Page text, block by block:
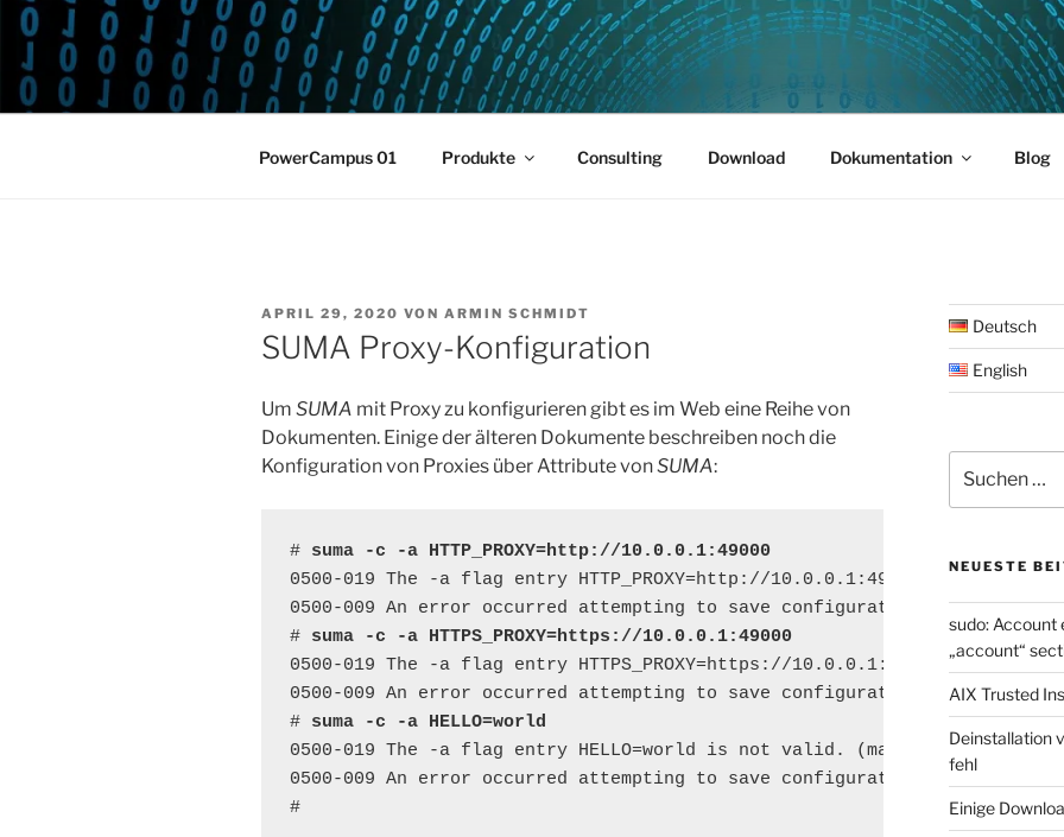
Zum
Inhalt
springen
POWERCAMPUS 01
Home of the LPAR-Tool
PowerCampus 01 Produkte Consulting Download Dokumentation Blog
VERÖFFENTLICHT
AM
APRIL 29, 2020 VON ARMIN SCHMIDT
SUMA Proxy-Konfiguration
Um SUMA mit Proxy zu konfigurieren gibt es im Web eine Reihe von
Dokumenten. Einige der älteren Dokumente beschreiben noch die
Konfiguration von Proxies über Attribute vonSUMA:
# suma -c -a HTTP_PROXY=http://10.0.0.1:49000
0500-019 The -a flag entry HTTP_PROXY=http://10.0.0.1:49000 is not
0500-009 An error occurred attempting to save configuration settings.
# suma -c -a HTTPS_PROXY=https://10.0.0.1:49000
0500-019 The -a flag entry HTTPS_PROXY=https://10.0.0.1:49000 is not
0500-009 An error occurred attempting to save configuration settings.
# suma -c -a HELLO=world
0500-019 The -a flag entry HELLO=world is not valid. (main, /usr/sbin/
0500-009 An error occurred attempting to save configuration settings.
#
Deutsch
English
nach:
NEUESTE
sudo: Account
„account“
AIX Trusted
Deinstallation
fehl
Einige